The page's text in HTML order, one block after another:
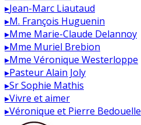
▸Jean-Marc Liautaud
▸M. François Huguenin
▸Mme Marie-Claude Delannoy
▸Mme Muriel Brebion
▸Mme Véronique Westerloppe
▸Pasteur Alain Joly
▸Sr Sophie Mathis
▸Vivre et aimer
▸Véronique et Pierre Bedouelle